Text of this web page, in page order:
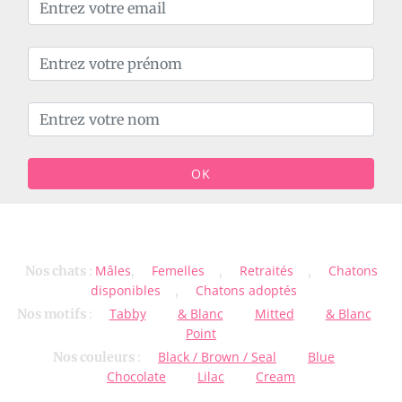
OK
Nos chats: Mâles, Femelles , Retraités ,
Chatons
disponibles
, Chatons adoptés
Nos motifs: Tabby & Blanc Mitted
& Blanc
Point
Nos couleurs : Black / Brown / Seal
Blue
Chocolate
Lilac Cream